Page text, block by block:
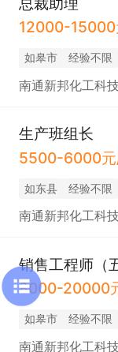
12000-15000
如皋市 经验不限
南通新邦化工科
生产班组长
5500-6000元
如东县 经验不限
南通新邦化工科
销售工程师（
8000-20000
如皋市 经验不限
南通新邦化工科